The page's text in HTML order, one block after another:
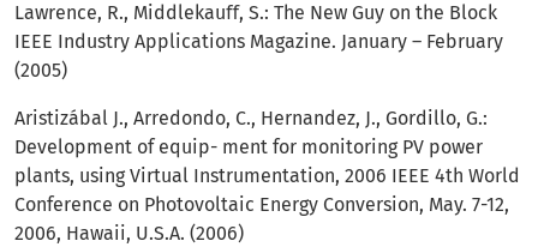
Lawrence, R., Middlekauﬀ, S.: The New Guy on the Block
IEEE Industry Applications Magazine. January – February
(2005)
Aristizábal J., Arredondo, C., Hernandez, J., Gordillo, G.:
Development of equip- ment for monitoring PV power
plants, using Virtual Instrumentation, 2006 IEEE 4th World
Conference on Photovoltaic Energy Conversion, May. 7-12,
2006, Hawaii, U.S.A. (2006)